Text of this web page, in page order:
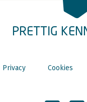
PRETTIG
Privacy Cookies